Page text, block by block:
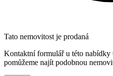
Tato nemovitost je prodaná
Kontaktní formulář u této nabídky
pomůžeme najít podobnou